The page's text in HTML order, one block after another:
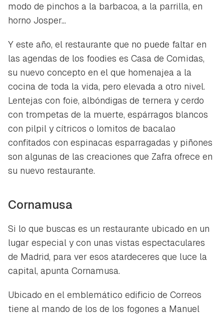
modo de pinchos a la barbacoa, a la parrilla, en
horno Josper...
Y este año, el restaurante que no puede faltar en
las agendas de los foodies es Casa de Comidas,
su nuevo concepto en el que homenajea a la
cocina de toda la vida, pero elevada a otro nivel.
Lentejas con foie, albóndigas de ternera y cerdo
con trompetas de la muerte, espárragos blancos
con pilpil y cítricos o lomitos de bacalao
confitados con espinacas esparragadas y piñones
son algunas de las creaciones que Zafra ofrece en
su nuevo restaurante.
Cornamusa
Si lo que buscas es un restaurante ubicado en un
lugar especial y con unas vistas espectaculares
de Madrid, para ver esos atardeceres que luce la
capital, apunta Cornamusa.
Ubicado en el emblemático edificio de Correos
tiene al mando de los de los fogones a Manuel